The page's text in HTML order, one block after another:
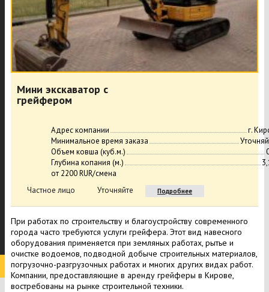
Мини экскаватор с
грейфером
Адрес компании
г.
Минимальное время заказа
Объем ковша (куб.м.)
Глубина копания (м.)
от 2200 RUR/смена
Частное лицо
Уточняйте Подробнее
При работах по строительству и благоустройству современного
города часто требуются услуги грейфера. Этот вид навесного
оборудования применяется при земляных работах, рытье и
очистке водоемов, подводной добыче строительных материалов,
погрузочно-разгрузочных работах и многих других видах работ.
Компании, предоставляющие в аренду грейферы в Кирове,
востребованы на рынке строительной техники.